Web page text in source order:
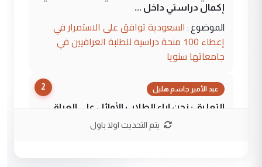
إكمال دراستي داخل ...
الموضوع : السعودية توافق على الاستمرار في
إعطاء 100 منحة دراسية للطلبة العراقيين في
جامعاتها سنويا
2 عبد الأمير جاسم هليل
التعليق : نحن اباء الطلاب الأوائل على العراق
نتشرف بلقاء السيد احمد الصافي في العتبات
يتم التحديث اولا باول